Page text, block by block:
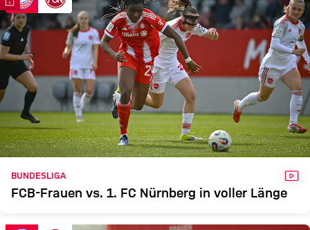
BUNDESLIGA
FCB-Frauen vs. 1. FC Nürnberg in voller Länge